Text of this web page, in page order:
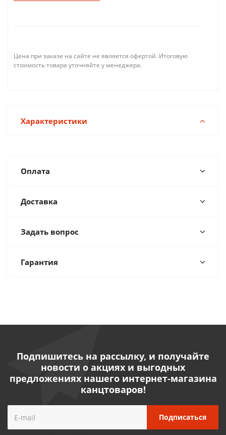
Цена при заказе на сайте не является офертой. Итоговую
стоимость товара уточняйте у менеджера.
Характеристики
Оплата
Доставка
Задать вопрос
Гарантия
Подпишитесь на рассылку, и получайте
новости о акциях и выгодных
предложениях нашего интернет-магазина
канцтоваров!